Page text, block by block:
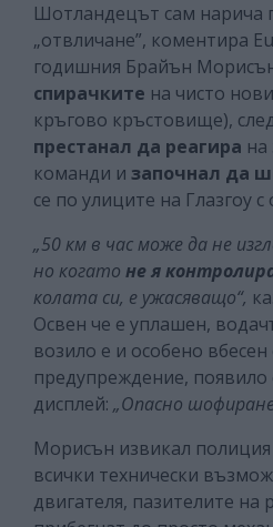
Шотландецът сам нарича
„отвличане”, коментира
годишния Брайън
спирачките на чисто
кръгово кръстовище),
престанал да реагира
команди и започнал да
се по улиците на Глазгоу
„50 км в час може да не
но когато не я
колата си, е ужасяващо“,
Освен че е уплашен,
возило е и особено
предупреждение, появило
дисплей: „Опасно
Морисън извикал
всички технически
двигателя, пазителите на